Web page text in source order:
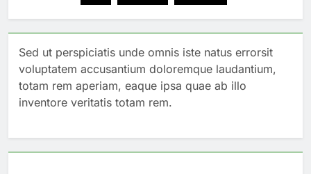
Sed ut perspiciatis unde omnis iste natus errorsit
voluptatem accusantium doloremque laudantium,
totam rem aperiam, eaque ipsa quae ab illo
inventore veritatis totam rem.